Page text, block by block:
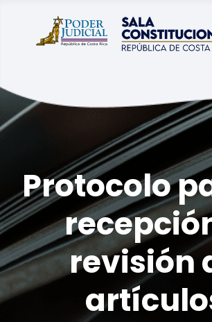
Protocolo
revisión